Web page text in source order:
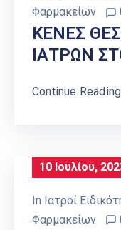
Έργα
Δράσεις
Υπηρεσίες
Φαρμακείων
ΚΕΝΕΣ
ΙΑΤΡΩΝ
Continue Reading
10 Ιουλίου,
In Ιατροί
Φαρμακείων